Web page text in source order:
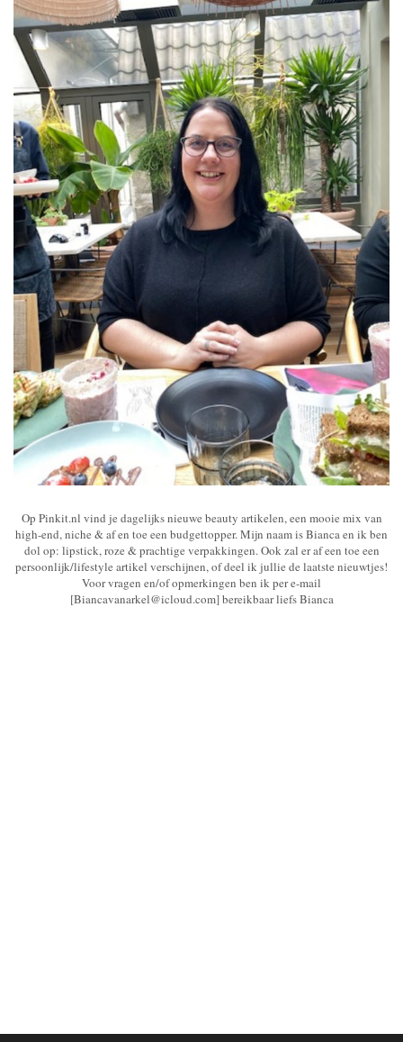
Op Pinkit.nl vind je dagelijks nieuwe beauty artikelen, een mooie mix van
high-end, niche & af en toe een budgettopper. Mijn naam is Bianca en ik ben
dol op: lipstick, roze & prachtige verpakkingen. Ook zal er af een toe een
persoonlijk/lifestyle artikel verschijnen, of deel ik jullie de laatste nieuwtjes!
Voor vragen en/of opmerkingen ben ik per e-mail
[Biancavanarkel@icloud.com] bereikbaar liefs Bianca